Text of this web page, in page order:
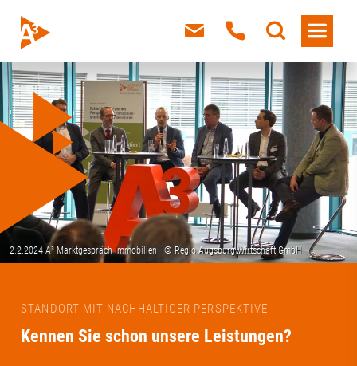
STANDORT MIT NACHHALTIGER PERSPEKTIVE
Kennen Sie schon unsere Leistungen?